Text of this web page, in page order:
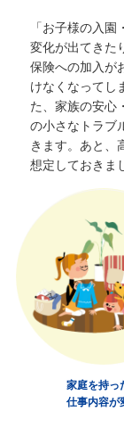
「お子様の入
変化が出てきた
保険への加入が
けなくなってし
た、家族の安心
の小さなトラブ
きます。 あと、
想定しておきま
家庭を持っ
仕事内容が